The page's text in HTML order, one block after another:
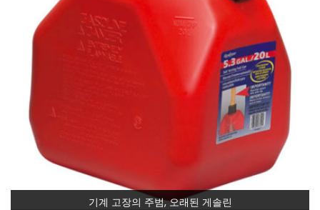
기계 고장의 주범, 오래된 게솔린